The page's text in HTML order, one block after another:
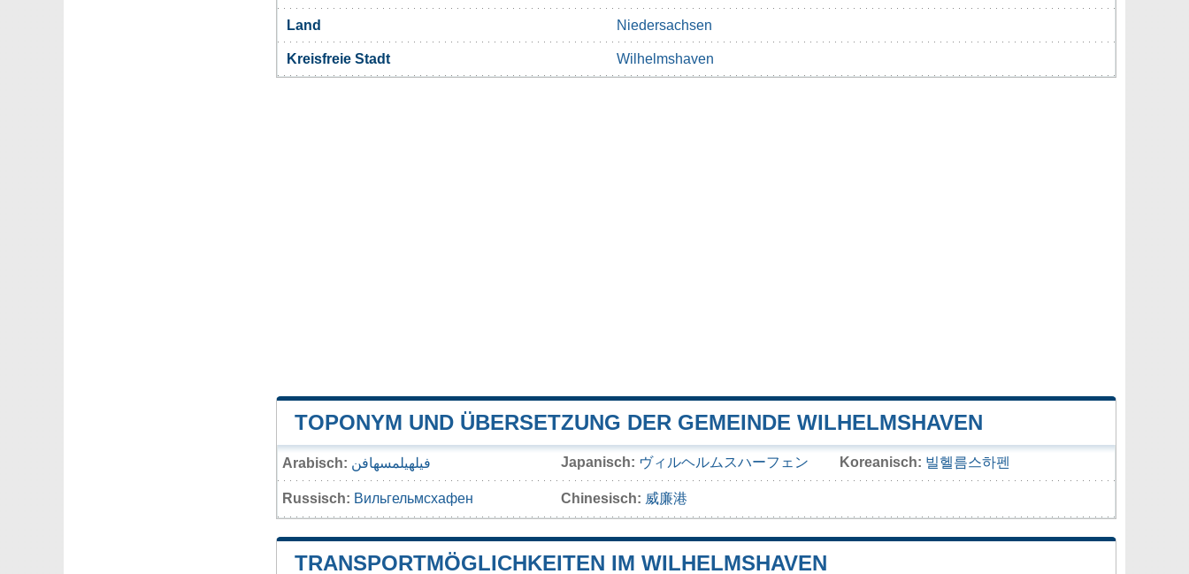
Land Niedersachsen
Kreisfreie Stadt Wilhelmshaven
TOPONYM UND ÜBERSETZUNG DER GEMEINDE WILHELMSHAVEN
Arabisch: فيلهيلمسهافن Japanisch: ヴィルヘルムスハーフェン Koreanisch: 빌헬름스하펜
Russisch: Вильгельмсхафен Chinesisch: 威廉港
TRANSPORTMÖGLICHKEITEN IM WILHELMSHAVEN